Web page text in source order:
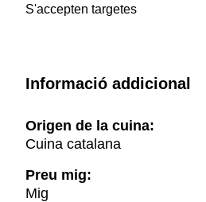
S'accepten targetes
Informació addicional
Origen de la cuina:
Cuina catalana
Preu mig:
Mig